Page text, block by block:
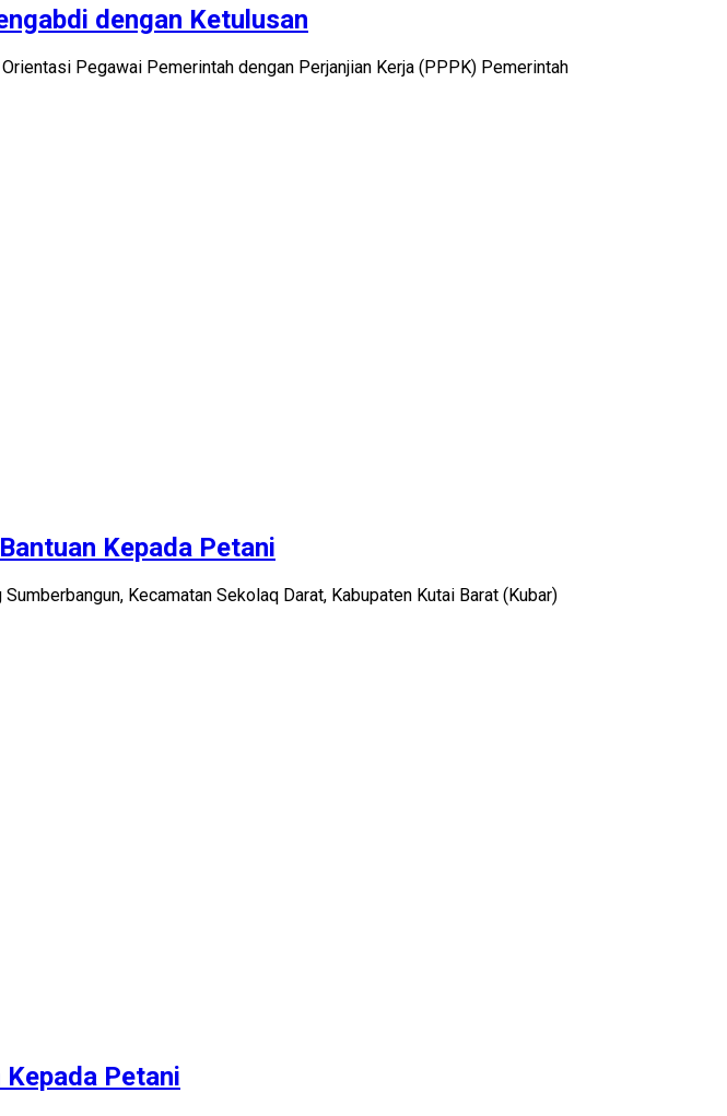
dengan Ketulusan
Pegawai Pemerintah dengan Perjanjian Kerja (PPPK) Pemerintah
Kepada Petani
Kecamatan Sekolaq Darat, Kabupaten Kutai Barat (Kubar)
Petani